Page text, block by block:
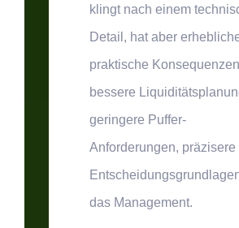
klingt nach einem
Detail, hat aber
praktische
bessere
geringere Puffer-
Anforderungen, präzisere
das Management.